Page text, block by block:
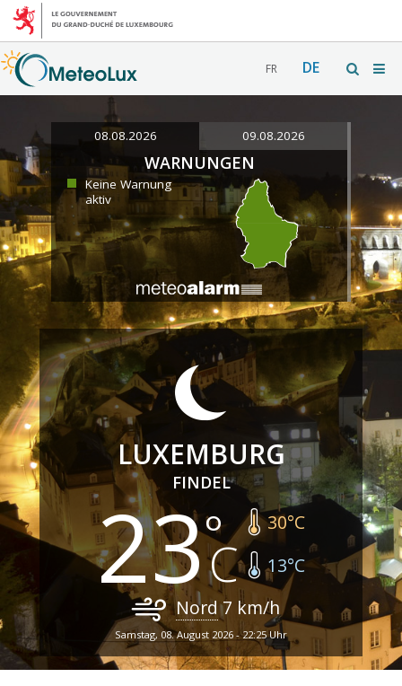
FR DE
08.08.2026 09.08.2026
WARNUNGEN
Keine Warnung
aktiv
LUXEMBURG
FINDEL
23 30°C
13°C
Nord7 km/h
Samstag, 08. August 2026 - 22:25 Uhr